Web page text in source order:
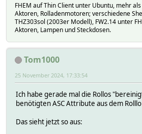
FHEM auf Thin Client unter Ubuntu, mehr
Aktoren, Rolladenmotoren; verschiedene
THZ303sol (2003er Modell), FW2.14 unter
Aktoren, Lampen und Steckdosen.
Tom1000
25 November 2024, 17:33:54
Ich habe gerade mal die Rollos
benötigten ASC Attribute aus dem
Das sieht jetzt so aus: